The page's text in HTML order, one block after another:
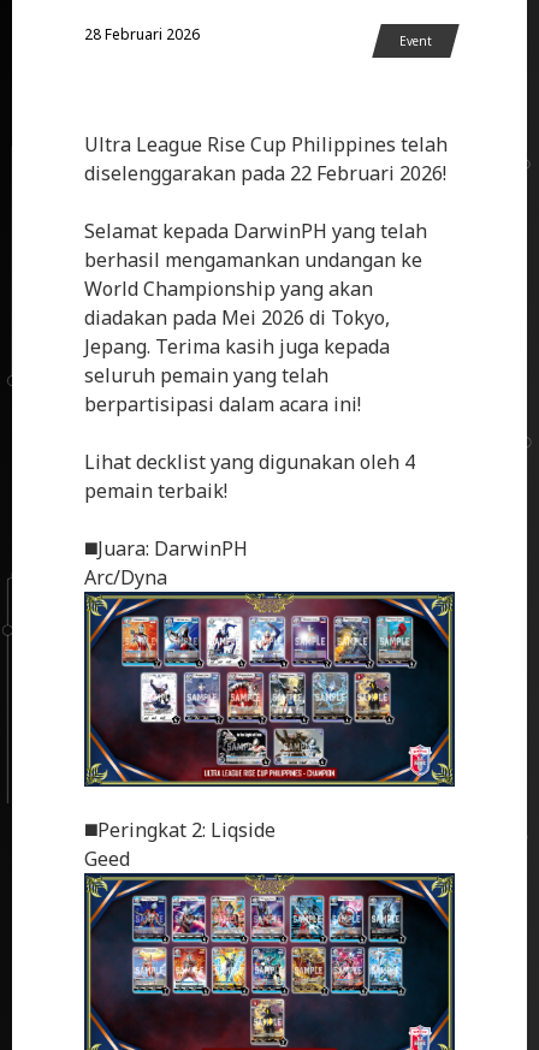
28 Februari 2026 Event
Ultra League Rise Cup Philippines telah
diselenggarakan pada 22 Februari 2026!
Selamat kepada DarwinPH yang telah
berhasil mengamankan undangan ke
World Championship yang akan
diadakan pada Mei 2026 di Tokyo,
Jepang. Terima kasih juga kepada
seluruh pemain yang telah
berpartisipasi dalam acara ini!
Lihat decklist yang digunakan oleh 4
pemain terbaik!
◼️Juara: DarwinPH
Arc/Dyna
◼️Peringkat 2: Liqside
Geed